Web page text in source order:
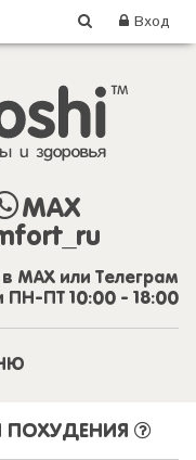
Вход
MAX
MAX или Телеграм
ПН-ПТ 10:00 - 18:00